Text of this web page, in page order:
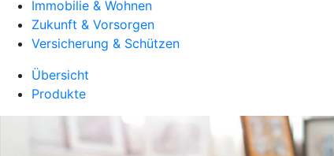
Immobilie & Wohnen
Zukunft & Vorsorgen
Versicherung & Schützen
Übersicht
Produkte